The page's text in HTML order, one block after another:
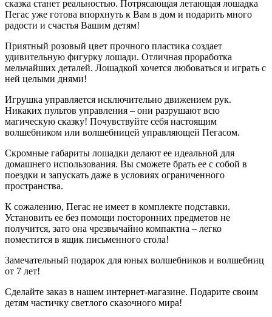
сказка станет реальностью. Потрясающая летающая лошадка
Пегас уже готова впорхнуть к Вам в дом и подарить много
радости и счастья Вашим детям!
Приятный розовый цвет прочного пластика создает
удивительную фигурку лошади. Отличная проработка
мельчайших деталей. Лошадкой хочется любоваться и играть с
ней целыми днями!
Игрушка управляется исключительно движением рук.
Никаких пультов управления – они разрушают всю
магическую сказку! Почувствуйте себя настоящим
волшебником или волшебницей управляющей Пегасом.
Скромные габариты лошадки делают ее идеальной для
домашнего использования. Вы сможете брать ее с собой в
поездки и запускать даже в условиях ограниченного
пространства.
К сожалению, Пегас не имеет в комплекте подставки.
Установить ее без помощи посторонних предметов не
получится, зато она чрезвычайно компактна – легко
поместится в ящик письменного стола!
Замечательный подарок для юных волшебников и волшебниц
от 7 лет!
Сделайте заказ в нашем интернет-магазине. Подарите своим
детям частичку светлого сказочного мира!